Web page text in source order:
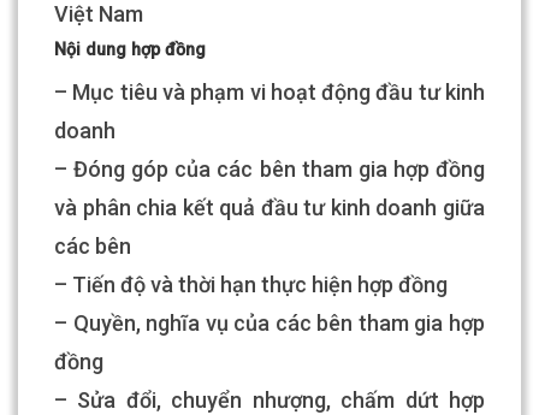
Việt Nam
Nội dung hợp đồng
– Mục tiêu và phạm vi hoạt động đầu tư kinh
doanh
– Đóng góp của các bên tham gia hợp đồng
và phân chia kết quả đầu tư kinh doanh giữa
các bên
– Tiến độ và thời hạn thực hiện hợp đồng
– Quyền, nghĩa vụ của các bên tham gia hợp
đồng
– Sửa đổi, chuyển nhượng, chấm dứt hợp